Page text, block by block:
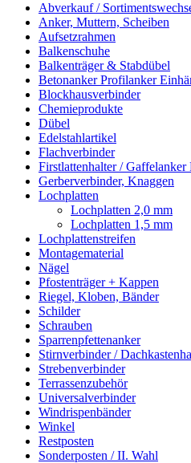
Abverkauf /
Anker, Muttern, Scheiben
Aufsetzrahmen
Balkenschuhe
Balkenträger & Stabdübel
Betonanker Profilanker
Blockhausverbinder
Chemieprodukte
Dübel
Edelstahlartikel
Flachverbinder
Firstlattenhalter /
Gerberverbinder, Knaggen
Lochplatten
Lochplatten 2,0 mm
Lochplatten 1,5 mm
Lochplattenstreifen
Montagematerial
Nägel
Pfostenträger + Kappen
Riegel, Kloben, Bänder
Schilder
Schrauben
Sparrenpfettenanker
Stirnverbinder /
Strebenverbinder
Terrassenzubehör
Universalverbinder
Windrispenbänder
Winkel
Restposten
Sonderposten / II. Wahl